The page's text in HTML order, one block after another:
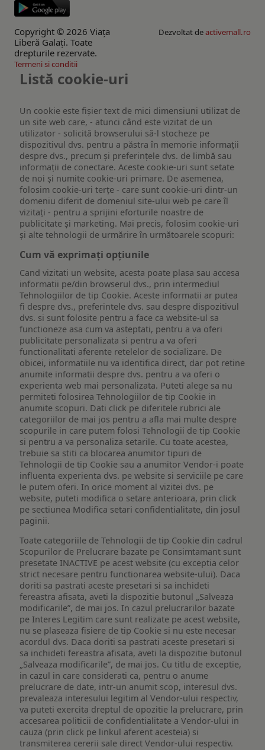
Copyright © 2026 Viaţa
Liberă Galaţi. Toate
drepturile rezervate.
Dezvoltat deactivemall.ro
Termeni si conditii
Listă cookie-uri
Un cookie este fişier text de mici dimensiuni utilizat de
un site web care, - atunci când este vizitat de un
utilizator - solicită browserului să-l stocheze pe
dispozitivul dvs. pentru a păstra în memorie informații
despre dvs., precum și preferințele dvs. de limbă sau
informații de conectare. Aceste cookie-uri sunt setate
de noi și numite cookie-uri primare. De asemenea,
folosim cookie-uri terțe - care sunt cookie-uri dintr-un
domeniu diferit de domeniul site-ului web pe care îl
vizitați - pentru a sprijini eforturile noastre de
publicitate și marketing. Mai precis, folosim cookie-uri
și alte tehnologii de urmărire în următoarele scopuri:
Cum vă exprimați opțiunile
Cand vizitati un website, acesta poate plasa sau accesa
informatii pe/din browserul dvs., prin intermediul
Tehnologiilor de tip Cookie. Aceste informatii ar putea
fi despre dvs., preferintele dvs. sau despre dispozitivul
dvs. si sunt folosite pentru a face ca website-ul sa
functioneze asa cum va asteptati, pentru a va oferi
publicitate personalizata si pentru a va oferi
functionalitati aferente retelelor de socializare. De
obicei, informatiile nu va identifica direct, dar pot retine
anumite informatii despre dvs. pentru a va oferi o
experienta web mai personalizata. Puteti alege sa nu
permiteti folosirea Tehnologiilor de tip Cookie in
anumite scopuri. Dati click pe diferitele rubrici ale
categoriilor de mai jos pentru a afla mai multe despre
scopurile in care putem folosi Tehnologii de tip Cookie
si pentru a va personaliza setarile. Cu toate acestea,
trebuie sa stiti ca blocarea anumitor tipuri de
Tehnologii de tip Cookie sau a anumitor Vendor-i poate
influenta experienta dvs. pe website si serviciile pe care
le putem oferi. In orice moment al vizitei dvs. pe
website, puteti modifica o setare anterioara, prin click
pe sectiunea Modifica setari confidentialitate, din josul
paginii.
Toate categoriile de Tehnologii de tip Cookie din cadrul
Scopurilor de Prelucrare bazate pe Consimtamant sunt
presetate INACTIVE pe acest website (cu exceptia celor
strict necesare pentru functionarea website-ului). Daca
doriti sa pastrati aceste presetari si sa inchideti
fereastra afisata, aveti la dispozitie butonul „Salveaza
modificarile”, de mai jos. In cazul prelucrarilor bazate
pe Interes Legitim care sunt realizate pe acest website,
nu se plaseaza fisiere de tip Cookie si nu este necesar
acordul dvs. Daca doriti sa pastrati aceste presetari si
sa inchideti fereastra afisata, aveti la dispozitie butonul
„Salveaza modificarile”, de mai jos. Cu titlu de exceptie,
in cazul in care considerati ca, pentru o anume
prelucrare de date, intr-un anumit scop, interesul dvs.
prevaleaza interesului legitim al Vendor-ului respectiv,
va puteti exercita dreptul de opozitie la prelucrare, prin
accesarea politicii de confidentialitate a Vendor-ului in
cauza (prin click pe linkul aferent acesteia) si
transmiterea cererii sale direct Vendor-ului respectiv.